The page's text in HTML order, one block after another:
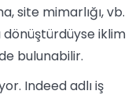
site mimarlığı, vb.
dönüştürdüyse iklim
bulunabilir.
Indeed adlı iş